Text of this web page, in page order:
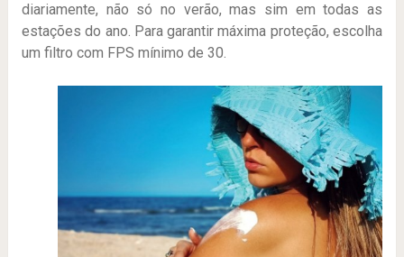
diariamente, não só no verão, mas sim em todas as
estações do ano. Para garantir máxima proteção, escolha
um filtro com FPS mínimo de 30.